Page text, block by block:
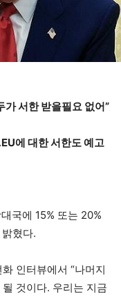
서한 받을필요 없어”
에 대한 서한도 예고
국에 15% 또는 20%
혔다.
인터뷰에서 “나머지
것이다. 우리는 지금